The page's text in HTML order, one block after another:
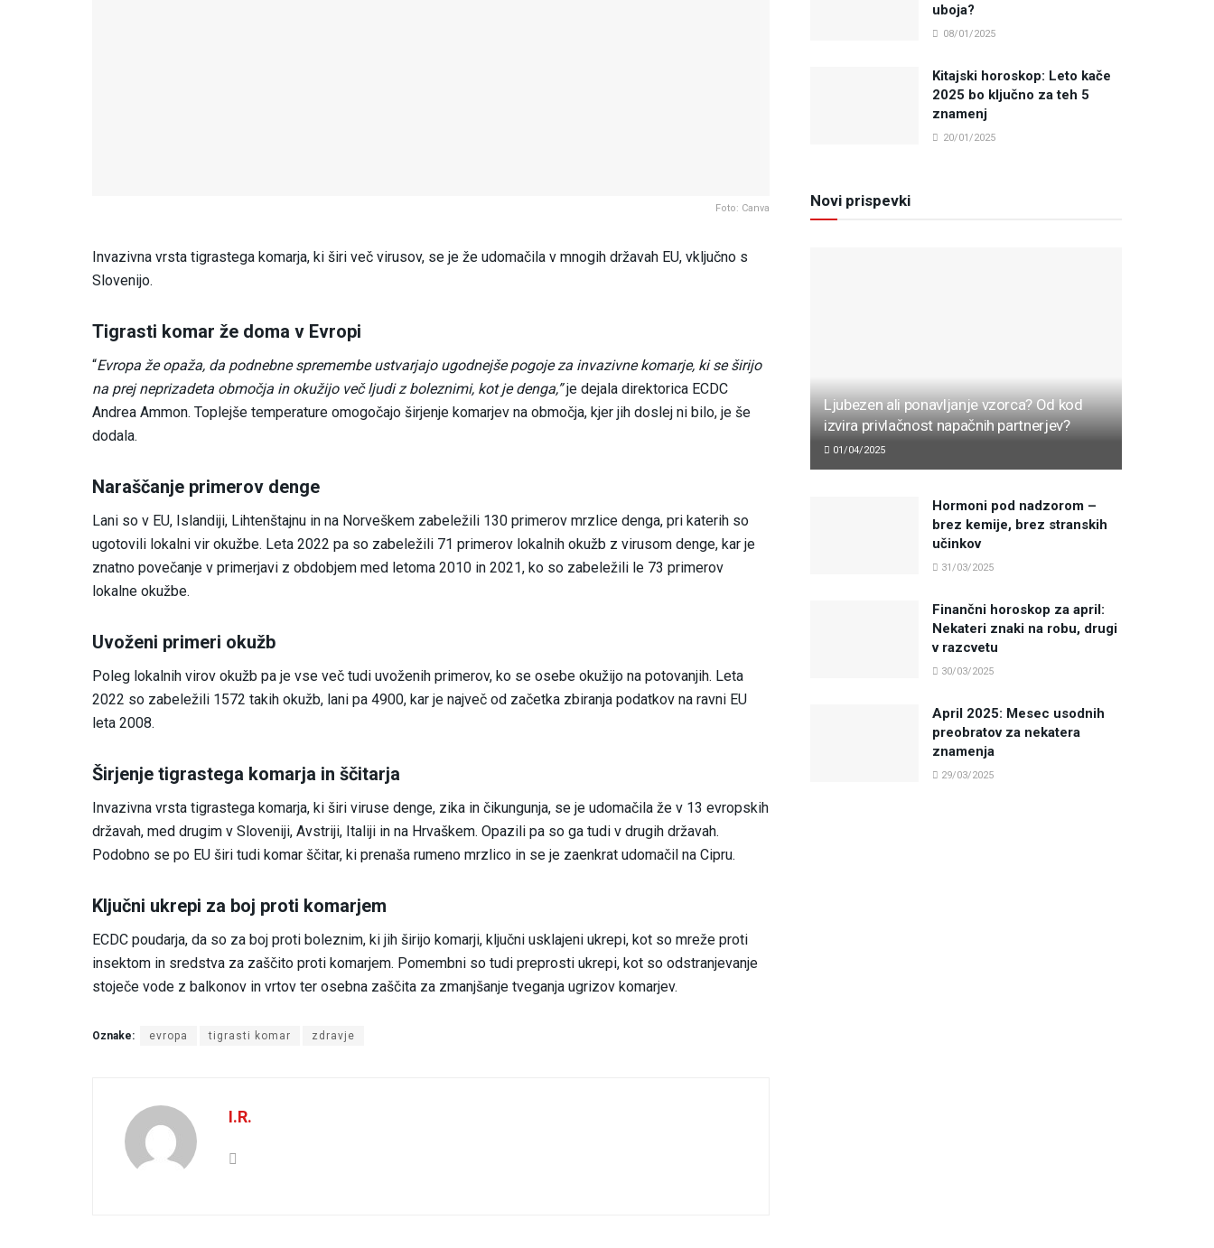
Foto: Canva
Invazivna vrsta tigrastega komarja, ki širi več virusov, se je že udomačila v mnogih državah EU, vključno s
Slovenijo.
Tigrasti komar že doma v Evropi
“Evropa že opaža, da podnebne spremembe ustvarjajo ugodnejše pogoje za invazivne komarje, ki se širijo
na prej neprizadeta območja in okužijo več ljudi z boleznimi, kot je denga,”je dejala direktorica ECDC
Andrea Ammon. Toplejše temperature omogočajo širjenje komarjev na območja, kjer jih doslej ni bilo, je še
dodala.
Naraščanje primerov denge
Lani so v EU, Islandiji, Lihtenštajnu in na Norveškem zabeležili 130 primerov mrzlice denga, pri katerih so
ugotovili lokalni vir okužbe. Leta 2022 pa so zabeležili 71 primerov lokalnih okužb z virusom denge, kar je
znatno povečanje v primerjavi z obdobjem med letoma 2010 in 2021, ko so zabeležili le 73 primerov
lokalne okužbe.
Uvoženi primeri okužb
Poleg lokalnih virov okužb pa je vse več tudi uvoženih primerov, ko se osebe okužijo na potovanjih. Leta
2022 so zabeležili 1572 takih okužb, lani pa 4900, kar je največ od začetka zbiranja podatkov na ravni EU
leta 2008.
Širjenje tigrastega komarja in ščitarja
Invazivna vrsta tigrastega komarja, ki širi viruse denge, zika in čikungunja, se je udomačila že v 13 evropskih
državah, med drugim v Sloveniji, Avstriji, Italiji in na Hrvaškem. Opazili pa so ga tudi v drugih državah.
Podobno se po EU širi tudi komar ščitar, ki prenaša rumeno mrzlico in se je zaenkrat udomačil na Cipru.
Ključni ukrepi za boj proti komarjem
ECDC poudarja, da so za boj proti boleznim, ki jih širijo komarji, ključni usklajeni ukrepi, kot so mreže proti
insektom in sredstva za zaščito proti komarjem. Pomembni so tudi preprosti ukrepi, kot so odstranjevanje
stoječe vode z balkonov in vrtov ter osebna zaščita za zmanjšanje tveganja ugrizov komarjev.
Oznake: evropa tigrasti komar zdravje
I.R.
uboja?
08/01/2025
Kitajski horoskop: Leto kače
2025 bo ključno za teh 5
znamenj
20/01/2025
Novi prispevki
Ljubezen ali ponavljanje vzorca? Od kod
izvira privlačnost napačnih partnerjev?
01/04/2025
Hormoni pod nadzorom –
brez kemije, brez stranskih
učinkov
31/03/2025
Finančni horoskop za april:
Nekateri znaki na robu, drugi
v razcvetu
30/03/2025
April 2025: Mesec usodnih
preobratov za nekatera
znamenja
29/03/2025